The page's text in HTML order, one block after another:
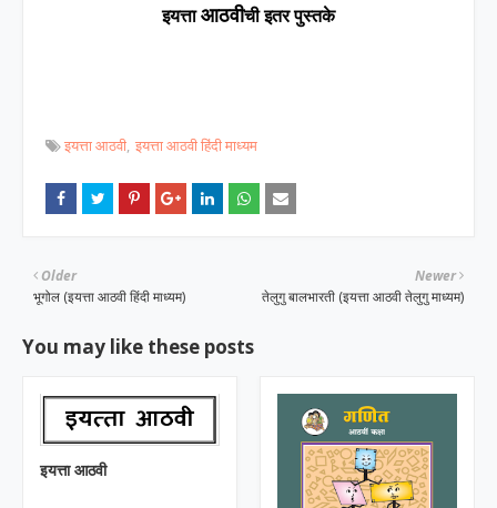
इयत्ताआठवीची इतर पुस्तके
इयत्ता आठवी इयत्ता आठवी हिंदी माध्यम
Newer
तेलुगु बालभारती (इयत्ता आठवी तेलुगु माध्यम)
Older
भूगोल (इयत्ता आठवी हिंदी माध्यम)
You may like these posts
इयत्ता आठवी